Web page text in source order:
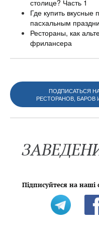
столице? Часть 1
Где купить вкусные
пасхальным
Рестораны, как
фрилансера
ПОДПИСАТЬСЯ
РЕСТОРАНОВ, БАРОВ И
Підписуйтеся на наші